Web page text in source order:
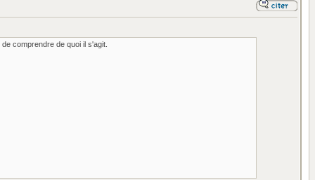
comprendre de quoi il s'agit.